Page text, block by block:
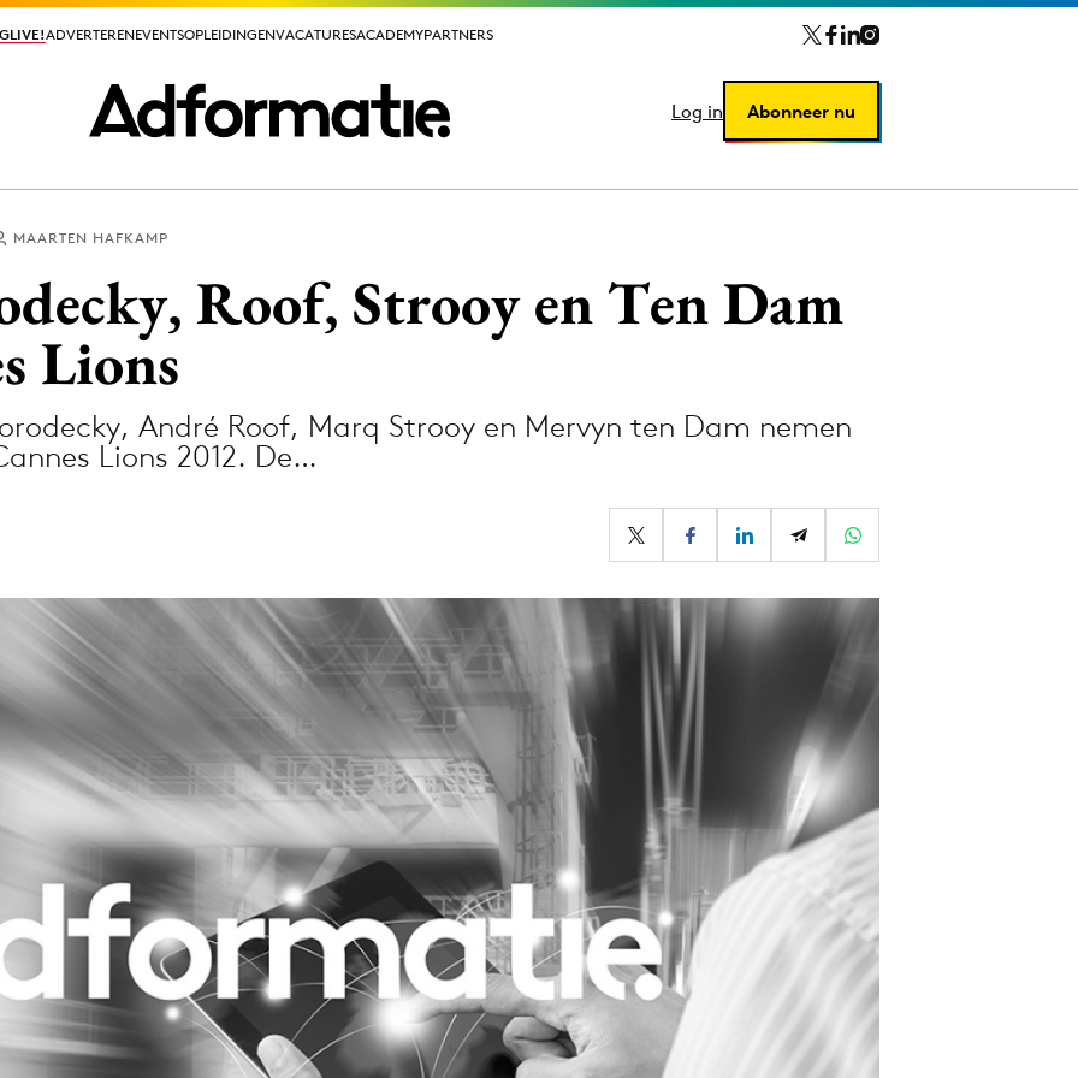
ADVERTERENEVENTSOPLEIDINGENVACATURESACADEMYPARTNERS
Log in Abonneer nu
ADVERTERENEVENTSOPLEIDINGENVACATURESACADEMYPARTNERS
Log in Abonneer nu
Media
Merkstrategie
Reputatie & crisis
MAARTEN HAFKAMP
Roof, Strooy en Ten Dam
Lions
André Roof, Marq Strooy en Mervyn ten Dam nemen
Lions 2012. De…